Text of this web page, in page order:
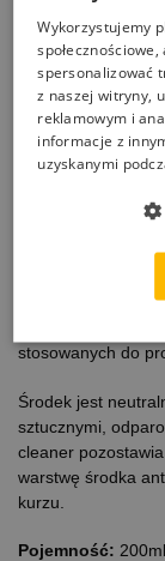
wyświetlaczy,
ekranów
dotykowych i
elementów
obudowy
sprzętu
komputeroweg
właściwości
alkoholu
myjących,
stosowanych do
Środek jest
sztucznymi,
cleaner
warstwę środka
kurzu.
Pojemność: 200ml
Wykorzystujemy
spersonalizować
z naszej witryny,
reklamowym i
informacje z
uzyskanymi